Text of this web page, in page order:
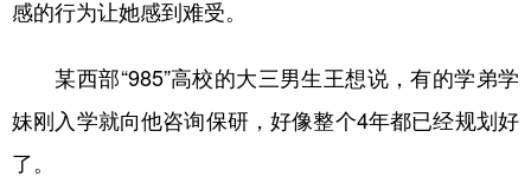
感的行为让她感到难受。
某西部“985”高校的大三男生王想说，有的学弟学
妹刚入学就向他咨询保研，好像整个4年都已经规划好
了。